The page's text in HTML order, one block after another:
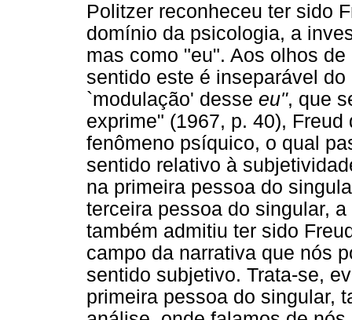
Politzer reconheceu ter sido
domínio da psicologia, a
mas como "eu". Aos olhos
sentido este é inseparável
`modulação' desse eu", que
exprime" (1967, p. 40),
fenômeno psíquico, o qual
sentido relativo à
na primeira pessoa do
terceira pessoa do singular,
também admitiu ter sido
campo da narrativa que nós
sentido subjetivo. Trata-se,
primeira pessoa do singular,